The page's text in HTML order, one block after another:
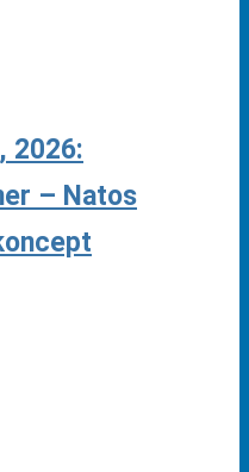
2026:
– Natos